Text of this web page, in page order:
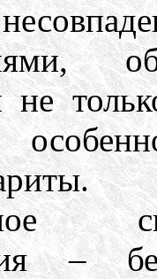
не
–